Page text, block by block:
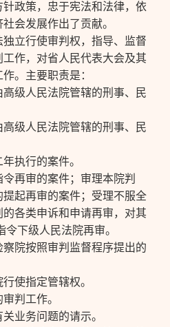
政策，忠于宪法和法律，依
会发展作出了贡献。
立行使审判权，指导、监督
作，对省人民代表大会及其
。主要职责是：
级人民法院管辖的刑事、民
级人民法院管辖的刑事、民
执行的案件。
再审的案件；审理本院判
起再审的案件；受理不服全
各类申诉和申请再审，对其
下级人民法院再审。
院按照审判监督程序提出的
使指定管辖权。
判工作。
业务问题的请示。